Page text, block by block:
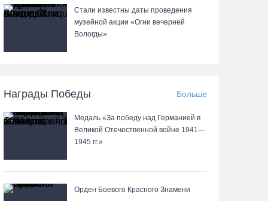
Манты, речные прогулки и концерты
музыкантов ждут гостей на Дне города Тотьмы
07.08.26 / 08:31
«Кольца»
Стали известны даты проведения
музейной акции «Огни вечерней
Вологды»
Награды Победы Больше
Медаль «За победу над Германией в
Великой Отечественной войне 1941—
1945 гг.»
Орден Боевого Красного Знамени